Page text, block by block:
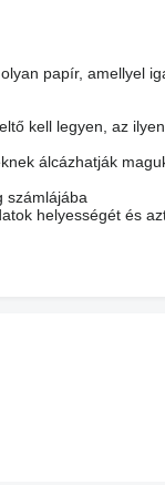
papír, amellyel
kell legyen, az
álcázhatják
számlájába
helyességét és